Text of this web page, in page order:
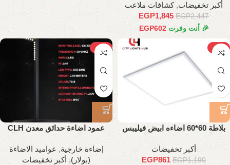
أكبر تخفيضات,كشافات ملاعب
EGP2,447
EGP1,845
🎉 أنت وفرت EGP602
-28%
بلاطة 60*60 اضاءه ابيض فيليبس
أكبر تخفيضات
EGP1,190
EGP861
-23%
عمود اضاءة حدائق معدن CLH
إضاءة خارجية, عواميد الاضاءة
(بولار), أكبر تخفيضات